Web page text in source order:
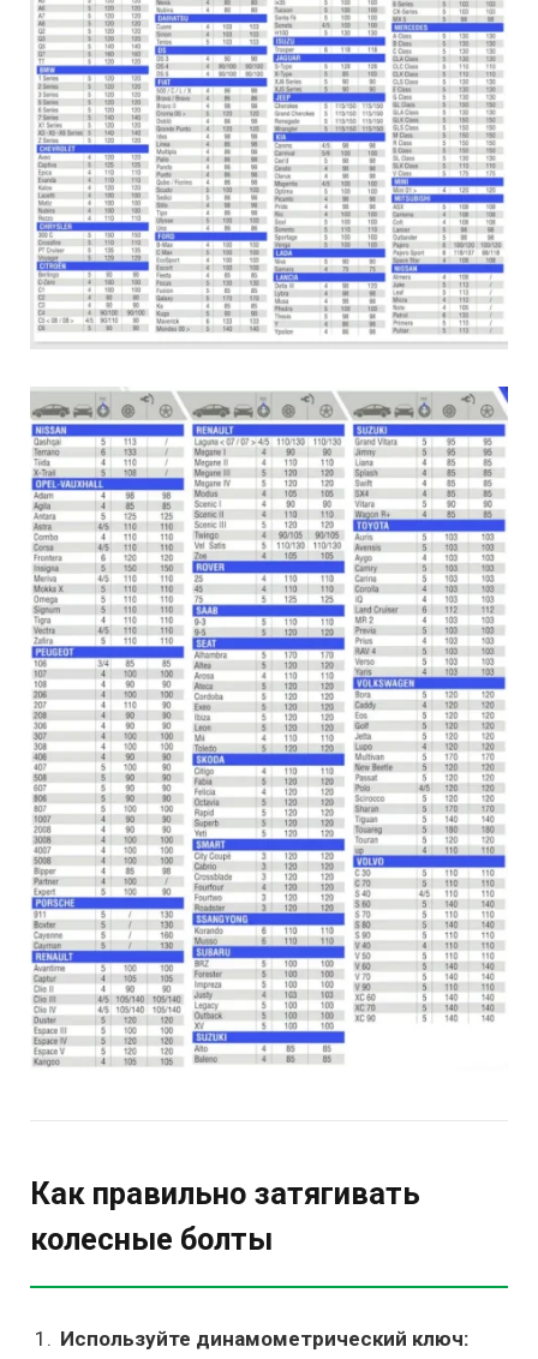
Как правильно затягивать
колесные болты
Используйте динамометрический ключ: